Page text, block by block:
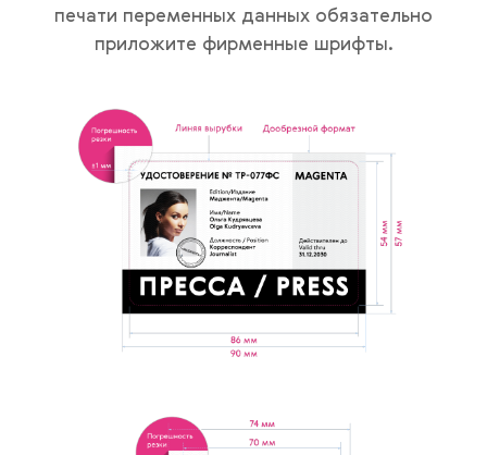
печати переменных данных обязательно
приложите фирменные шрифты.